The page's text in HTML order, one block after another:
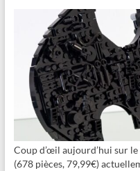
Coup d’œil aujourd’hui sur
(678 pièces, 79,99€)